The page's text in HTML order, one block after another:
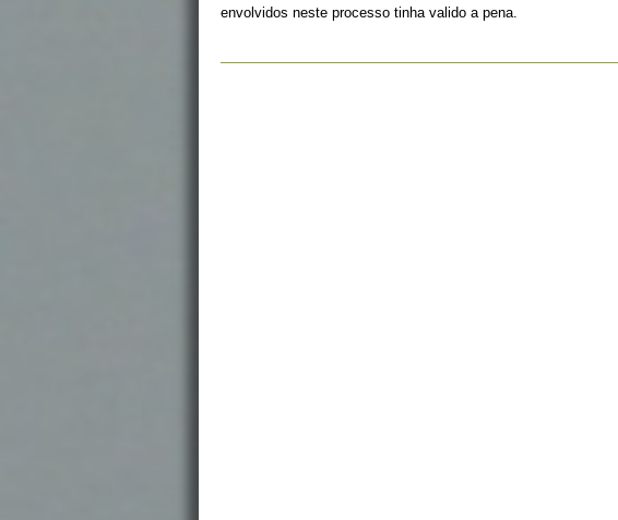
envolvidos neste processo tinha valido a pena.